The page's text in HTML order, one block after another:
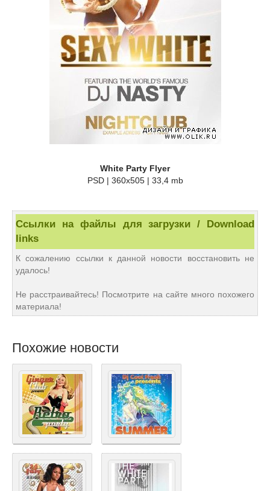
White Party Flyer
PSD | 360x505 | 33,4 mb
Ссылки на файлы для загрузки / Download
links
К сожалению ссылки к данной новости восстановить не
удалось!
Не расстраивайтесь! Посмотрите на сайте много похожего
материала!
Похожие новости